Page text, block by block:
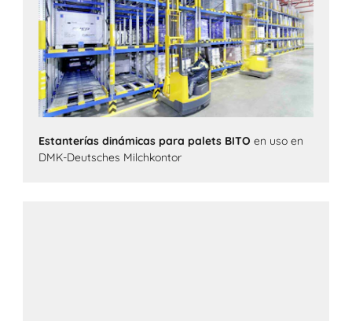
Estanterías dinámicas para palets BITO en uso en
DMK-Deutsches Milchkontor